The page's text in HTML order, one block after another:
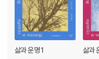
삶과 운명 1 삶과